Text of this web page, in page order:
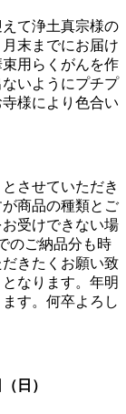
て浄土真宗様の
末までにお届け
用らくがんを作
いようにプチプ
様により色合い
させていただき
商品の種類とご
受けできない場
のご納品分も時
きたくお願い致
なります。年明
す。何卒よろし
日）